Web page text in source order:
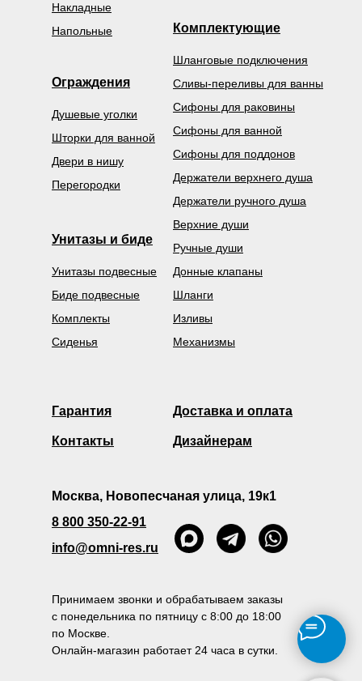
Верхние души
Ручные души
Сифоны для поддонов
Держатели верхнего душа
Держатели ручного душа
Механизмы
Донные клапаны
Шланги
Изливы
Сливы-переливы для ванны
Сифоны для ванной
Шланговые подключения
Сифоны для раковины
Унитазы и биде
Унитазы подвесные
Биде подвесные
Комплекты
Накладные
Напольные
Принимаем звонки и обрабатываем заказы
с понедельника по пятницу с 8:00 до 18:00
по Москве.
Онлайн-магазин работает 24 часа в сутки.
Ограждения
Душевые уголки
Шторки для ванной
Двери в нишу
Перегородки
Комплектующие
Дизайнерам
Доставка и оплата
Москва, Новопесчаная улица, 19к1
8 800 350-22-91
info@omni-res.ru
Гарантия
Контакты
Сиденья